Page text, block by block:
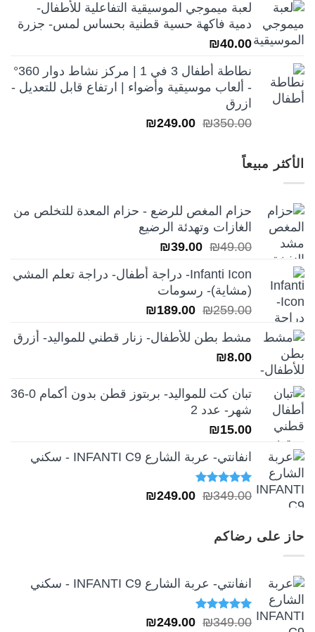
هو:
₪350.00.
هو:
₪250.00.
لعبة ميموجي الموسيقية التفاعلية للأطفال-
دمية فاكهة حسية قطنية بحساس لمس- جزرة
₪40.00
نطاطة أطفال 3 في 1 | مركز نشاط دوار 360°
- ألعاب موسيقية وأضواء | ارتفاع قابل للتعديل -
ازرق
₪350.00
السعر ₪249.00
الأكثر مبيعاً
حزام المغص للرضع - حزام المعدة للتخلص من
الغازات وتهدئة الرضيع
₪49.00
السعر
هو:
₪49.00.
₪39.00
هو:
₪39.00.
Infanti Icon- دراجة أطفال- دراجة تعلم المشي
(مشاية)- رسومات
₪259.00
السعر
هو:
₪189.00
هو:
مشط بطن للأطفال- زنار قطني للمواليد- أزرق
₪8.00
تبان كت للمواليد- بربتوز قطن بدون أكمام 0-36
شهر- عدد 2
₪15.00
انفانتي- عربة الشارع INFANTI C9 - سكني
تم التقييم
₪349.00
السعر ₪249.00
حاز على رضاكم
انفانتي- عربة الشارع INFANTI C9 - سكني
تم التقييم
₪349.00
السعر ₪249.00